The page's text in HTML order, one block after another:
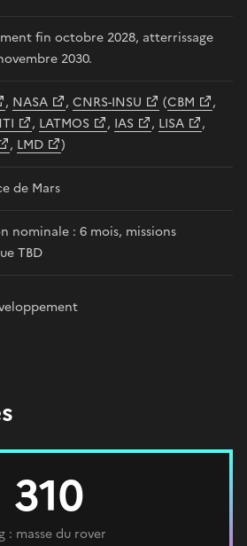
fin octobre 2028, atterrissage
2030.
, NASA , CNRS-INSU (CBM
,
, LATMOS , IAS , LISA
,
, LMD )
de Mars
nominale : 6 mois, missions
TBD
310
: masse du rover